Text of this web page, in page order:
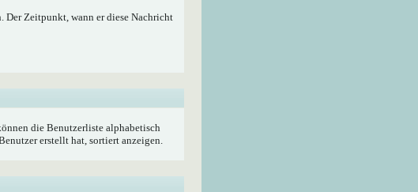
Der Zeitpunkt, wann er diese Nachricht
die Benutzerliste alphabetisch
erstellt hat, sortiert anzeigen.